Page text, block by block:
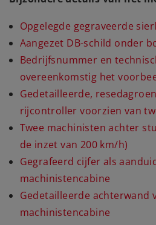
Opgelegde gegraveerde
Aangezet DB-schild onder
Bedrijfsnummer en
overeenkomstig het
Gedetailleerde,
rijcontroller voorzien van
Twee machinisten achter
de inzet van 200 km/h)
Gegrafeerd cijfer als
machinistencabine
Gedetailleerde achterwand
machinistencabine